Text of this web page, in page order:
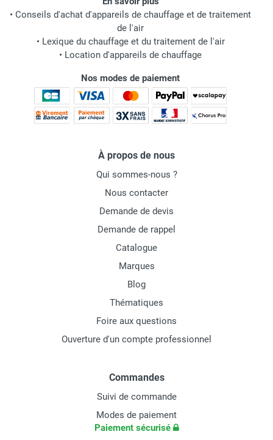
• Conseils d'achat d'appareils de chauffage et de traitement
de l'air
• Lexique du chauffage et du traitement de l'air
• Location d'appareils de chauffage
Nos modes de paiement
À propos de nous
Qui sommes-nous ?
Nous contacter
Demande de devis
Demande de rappel
Catalogue
Marques
Blog
Thématiques
Foire aux questions
Ouverture d'un compte professionnel
Commandes
Suivi de commande
Modes de paiement
Paiement sécurisé